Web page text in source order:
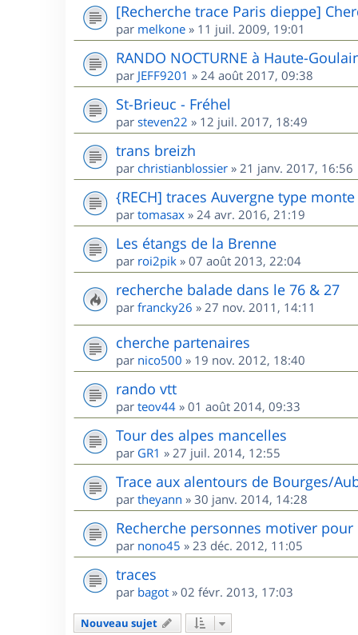
[Recherche trace Paris dieppe]
par melkone » 11 juil. 2009, 19:01
RANDO NOCTURNE à Haute-
par JEFF9201 » 24 août 2017, 09:38
St-Brieuc - Fréhel
par steven22 » 12 juil. 2017, 18:49
trans breizh
par christianblossier » 21 janv. 2017, 16:56
{RECH] traces Auvergne type
par tomasax » 24 avr. 2016, 21:19
Les étangs de la Brenne
par roi2pik » 07 août 2013, 22:04
recherche balade dans le 76 & 27
par francky26 » 27 nov. 2011, 14:11
cherche partenaires
par nico500 » 19 nov. 2012, 18:40
rando vtt
par teov44 » 01 août 2014, 09:33
Tour des alpes mancelles
par GR1 » 27 juil. 2014, 12:55
Trace aux alentours de Bourges/
par theyann » 30 janv. 2014, 14:28
Recherche personnes motiver
par nono45 » 23 déc. 2012, 11:05
traces
par bagot » 02 févr. 2013, 17:03
Nouveau sujet